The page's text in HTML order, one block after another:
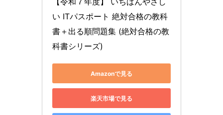
い ITパスポート 絶対合格の教科
書＋出る順問題集 (絶対合格の教
科書シリーズ)
Amazonで見る
楽天市場で見る